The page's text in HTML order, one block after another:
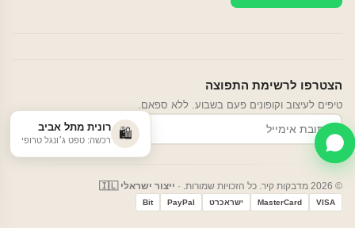
הצטרפו לרשימת התפוצה
טיפים לעיצוב וקופונים פעם בשבוע. ללא ספאם.
הרשמה
© 2026 מדבקות קיר. כל הזכויות שמורות. · ייצור ישראלי 🇮🇱
VISA
MasterCard ישראכרט PayPal
Bit
🛍️ רונית מתל אביב
רכשה: טפט ג׳ונגל טרופי